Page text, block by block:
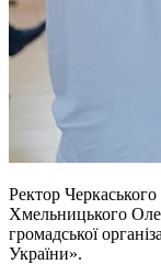
Ректор Черкаського
Хмельницького
громадської
України».